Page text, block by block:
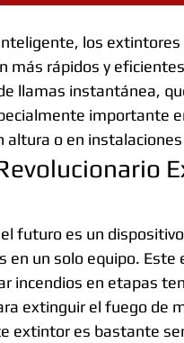
los
más rápidos y
llamas instantánea,
importante
altura o en
futuro es un
en un solo equipo.
incendios en etapas
extinguir el fuego de
extintor es bastante